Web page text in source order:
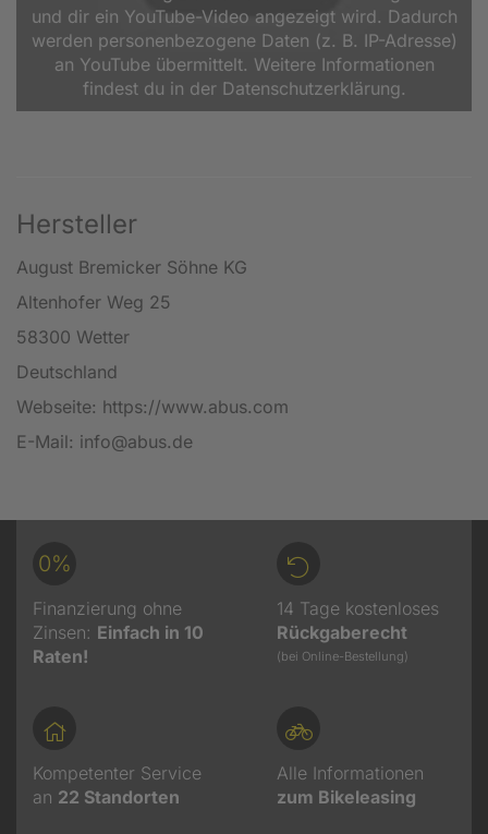
und dir ein YouTube-Video angezeigt wird. Dadurch
werden personenbezogene Daten (z. B. IP-Adresse)
an YouTube übermittelt. Weitere Informationen
findest du in der Datenschutzerklärung.
Hersteller
August Bremicker Söhne KG
Altenhofer Weg 25
58300 Wetter
Deutschland
Webseite: https://www.abus.com
E-Mail: info@abus.de
0%
Finanzierung ohne
Zinsen: Einfach in 10
Raten!
14 Tage kostenloses
Rückgaberecht
(bei Online-Bestellung)
Kompetenter Service
an 22 Standorten
Alle Informationen
zum Bikeleasing